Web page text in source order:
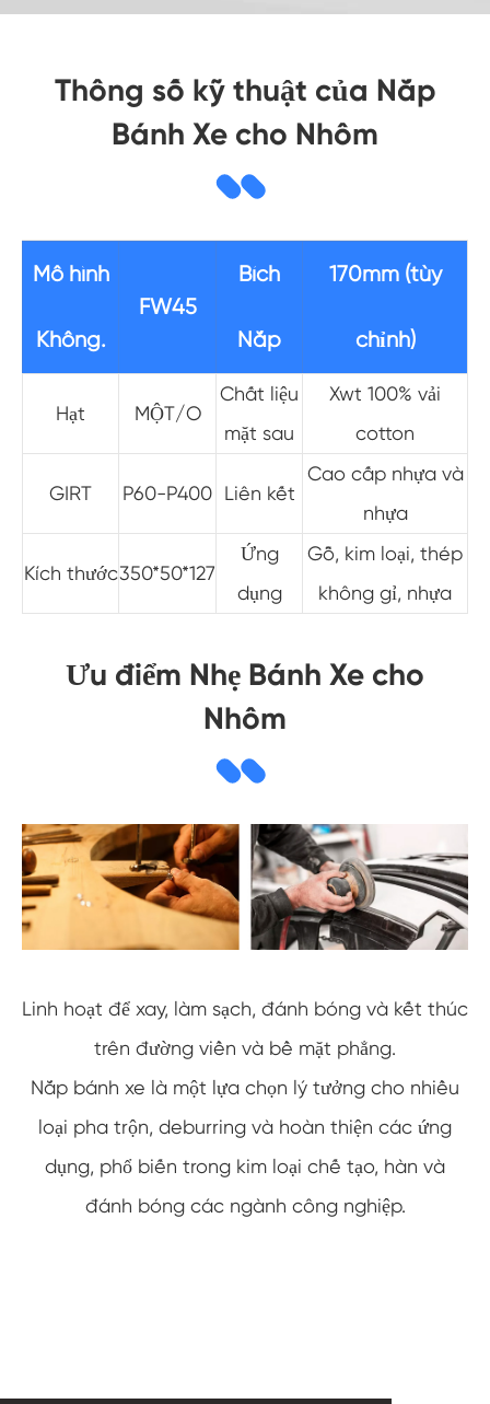
Thông số kỹ thuật của Nắp
Bánh Xe cho Nhôm
Mô hình
Không.
FW45
Bích
Nắp
170mm (tùy
chỉnh)
Hạt MỘT/O
Chất liệu
mặt sau
Xwt 100% vải
cotton
GIRT P60-P400 Liên kết
Cao cấp nhựa và
nhựa
Kích thước350*50*127
Ứng
dụng
Gỗ, kim loại, thép
không gỉ, nhựa
Ưu điểm Nhẹ Bánh Xe cho
Nhôm
Linh hoạt để xay, làm sạch, đánh bóng và kết thúc
trên đường viền và bề mặt phẳng.
Nắp bánh xe là một lựa chọn lý tưởng cho nhiều
loại pha trộn, deburring và hoàn thiện các ứng
dụng, phổ biến trong kim loại chế tạo, hàn và
đánh bóng các ngành công nghiệp.